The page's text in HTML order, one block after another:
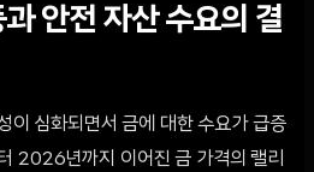
안전 자산 수요의 결
이 심화되면서 금에 대한 수요가 급증
2026년까지 이어진 금 가격의 랠리